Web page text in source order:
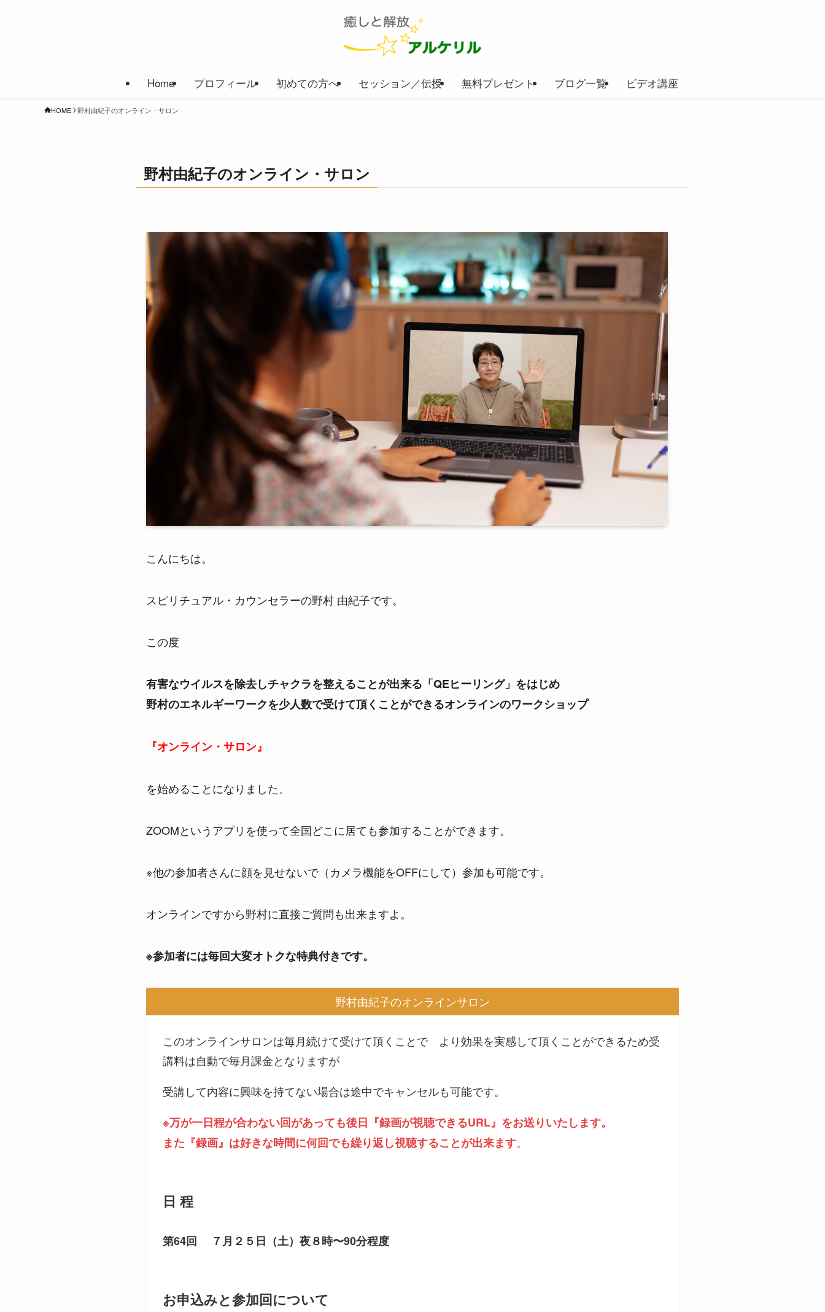
Home プロフィール 初めての方へ セッション／伝授 無料プレゼント ブログ一覧 ビデオ講座
HOME 野村由紀子のオンライン・サロン
野村由紀子のオンライン・サロン
こんにちは。
スピリチュアル・カウンセラーの野村 由紀子です。
この度
有害なウイルスを除去しチャクラを整えることが出来る「QEヒーリング」をはじめ
野村のエネルギーワークを少人数で受けて頂くことができるオンラインのワークショップ
『オンライン・サロン』
を始めることになりました。
ZOOMというアプリを使って全国どこに居ても参加することができます。
※他の参加者さんに顔を見せないで（カメラ機能をOFFにして）参加も可能です。
オンラインですから野村に直接ご質問も出来ますよ。
※参加者には毎回大変オトクな特典付きです。
野村由紀子のオンラインサロン
このオンラインサロンは毎月続けて受けて頂くことで より効果を実感して頂くことができるため受
講料は自動で毎月課金となりますが
受講して内容に興味を持てない場合は途中でキャンセルも可能です。
※万が一日程が合わない回があっても後日『録画が視聴できるURL』をお送りいたします。
また『録画』は好きな時間に何回でも繰り返し視聴することが出来ます。
日 程
第64回 ７月２５日（土）夜８時〜90分程度
お申込みと参加回について